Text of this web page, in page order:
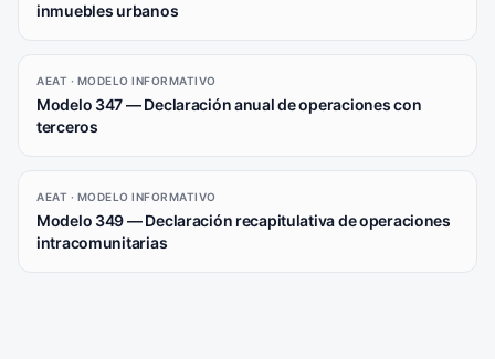
inmuebles urbanos
AEAT · MODELO INFORMATIVO
Modelo 347 — Declaración anual de operaciones con
terceros
AEAT · MODELO INFORMATIVO
Modelo 349 — Declaración recapitulativa de operaciones
intracomunitarias